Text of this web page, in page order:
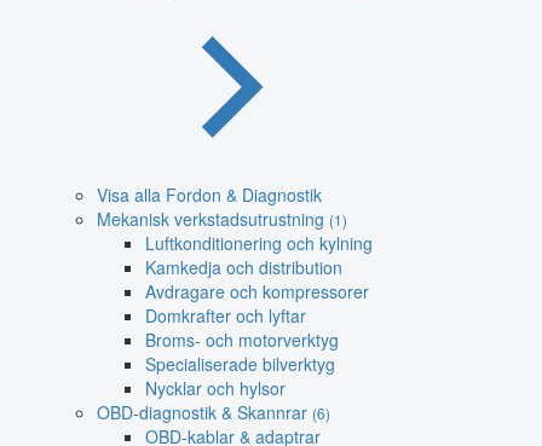
Visa alla Fordon & Diagnostik
Mekanisk verkstadsutrustning (1)
Luftkonditionering och kylning
Kamkedja och distribution
Avdragare och kompressorer
Domkrafter och lyftar
Broms- och motorverktyg
Specialiserade bilverktyg
Nycklar och hylsor
OBD-diagnostik & Skannrar (6)
OBD-kablar & adaptrar